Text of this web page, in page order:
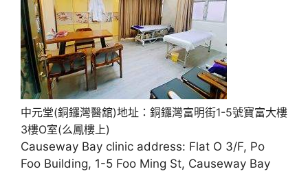
中元堂(銅鑼灣醫舘)地址：銅鑼灣富明街1-5號寶富大樓
3樓O室(么鳳樓上)
Causeway Bay clinic address: Flat O 3/F, Po
Foo Building, 1-5 Foo Ming St, Causeway Bay